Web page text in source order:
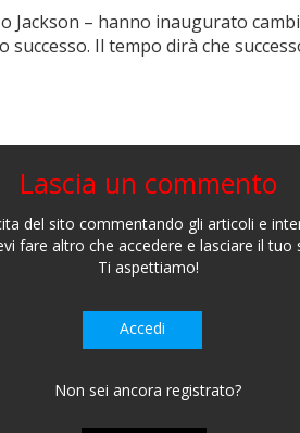
Jackson – hanno inaugurato
Il tempo dirà che
Lascia un commento
del sito commentando gli articoli e
fare altro che accedere e lasciare il tuo
Ti aspettiamo!
Accedi
Non sei ancora registrato?